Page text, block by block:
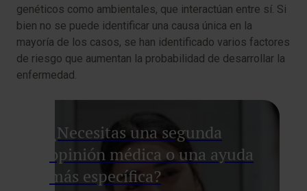
genéticos como ambientales, que interactúan entre sí. Si
bien no se puede identificar una causa única en la
mayoría de los casos, se han identificado varios factores
de riesgo que aumentan la probabilidad de desarrollar la
enfermedad.
¿Necesitas una segunda
opinión médica o una ayuda
más específica?